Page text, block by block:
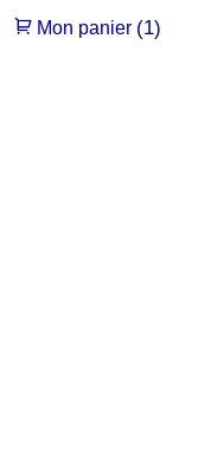
Mon panier (1)